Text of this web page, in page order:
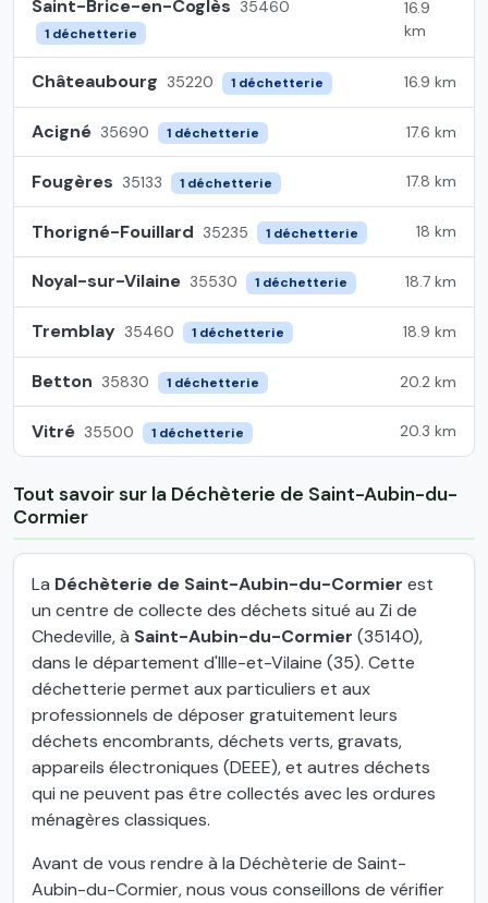
Saint-Brice-en-Coglès 35460
1 déchetterie
16.9
km
Châteaubourg 35220 1 déchetterie 16.9 km
Acigné 35690 1 déchetterie 17.6 km
Fougères 35133 1 déchetterie 17.8 km
Thorigné-Fouillard 35235 1 déchetterie 18 km
Noyal-sur-Vilaine 35530 1 déchetterie 18.7 km
Tremblay 35460 1 déchetterie 18.9 km
Betton 35830 1 déchetterie 20.2 km
Vitré 35500 1 déchetterie 20.3 km
Tout savoir sur la Déchèterie de Saint-Aubin-du-
Cormier
La Déchèterie de Saint-Aubin-du-Cormier est
un centre de collecte des déchets situé au Zi de
Chedeville, à Saint-Aubin-du-Cormier (35140),
dans le département d'Ille-et-Vilaine (35). Cette
déchetterie permet aux particuliers et aux
professionnels de déposer gratuitement leurs
déchets encombrants, déchets verts, gravats,
appareils électroniques (DEEE), et autres déchets
qui ne peuvent pas être collectés avec les ordures
ménagères classiques.
Avant de vous rendre à la Déchèterie de Saint-
Aubin-du-Cormier, nous vous conseillons de vérifier